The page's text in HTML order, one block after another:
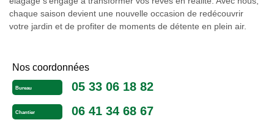
chaque saison devient une nouvelle occasion de redécouvrir
votre jardin et de profiter de moments de détente en plein air.
Nos coordonnées
Bureau 05 33 06 18 82
Chantier 06 41 34 68 67